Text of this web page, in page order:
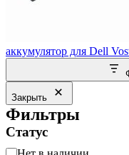
аккумулятор для Dell
Закрыть
Фильтры
Статус